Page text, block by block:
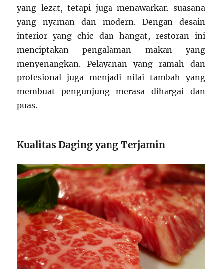
yang lezat, tetapi juga menawarkan suasana
yang nyaman dan modern. Dengan desain
interior yang chic dan hangat, restoran ini
menciptakan pengalaman makan yang
menyenangkan. Pelayanan yang ramah dan
profesional juga menjadi nilai tambah yang
membuat pengunjung merasa dihargai dan
puas.
Kualitas Daging yang Terjamin